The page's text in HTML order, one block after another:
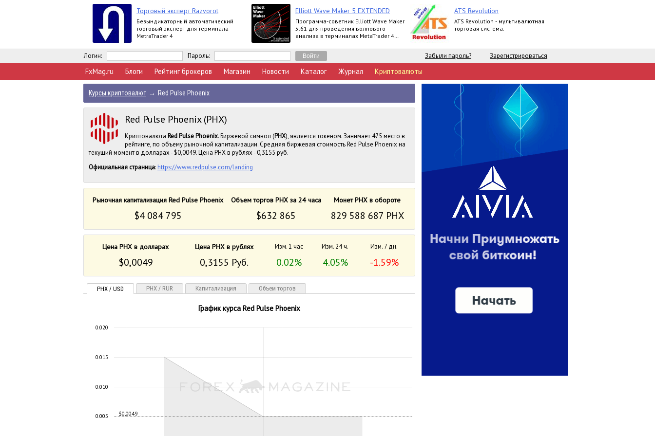
Торговый эксперт Razvorot
Безындикаторный автоматический
торговый эксперт для терминала
MetraTrader 4
Elliott Wave Maker 5 EXTENDED
Программа-советник Elliott Wave Maker
5.61 для проведения волнового
анализа в терминалах MetaTrader 4
Extended
ATS Revolution
ATS Revolution - мультивалютная
торговая система.
Логин: Пароль: Забыли пароль? Зарегистрироваться
FxMag.ru Блоги Рейтинг брокеров Магазин Новости Каталог Журнал Криптовалюты
Курсы криптовалют → Red Pulse Phoenix
Red Pulse Phoenix (PHX)
Криптовалюта Red Pulse Phoenix. Биржевой символ (PHX), является токеном. Занимает 475 место в
рейтинге, по объему рыночной капитализации. Средняя биржевая стоимость Red Pulse Phoenix на
текущий момент в долларах - $0,0049. Цена PHX в рублях - 0,3155 руб.
Официальная страница: https://www.redpulse.com/landing
Рыночная капитализация Red Pulse Phoenix Объем торгов PHX за 24 часа Монет PHX в обороте
$4 084 795 $632 865 829 588 687 PHX
Цена PHX в долларах Цена PHX в рублях Изм. 1 час Изм. 24 ч. Изм. 7 дн.
$0,0049 0,3155 Руб. 0.02% 4.05% -1.59%
PHX / USD PHX / RUR Капитализация Объем торгов
График курса Red Pulse Phoenix
$0,0049
0.005
0.010
0.015
0.020